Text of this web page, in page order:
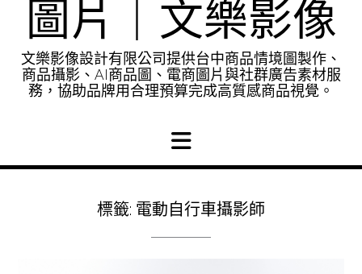
圖片｜文樂影像
文樂影像設計有限公司提供台中商品情境圖製作、
商品攝影、AI商品圖、電商圖片與社群廣告素材服
務，協助品牌用合理預算完成高質感商品視覺。
標籤: 電動自行車攝影師